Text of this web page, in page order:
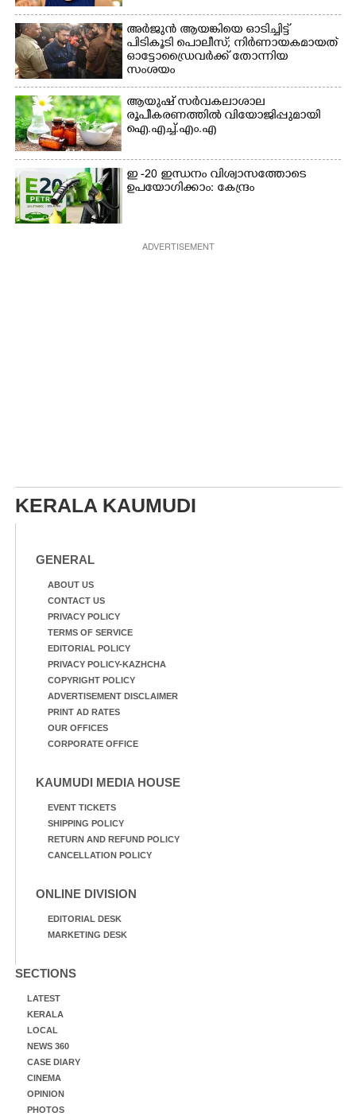
അർജുൻ ആയങ്കിയെ ഓടിച്ചിട്ട്
പിടികൂടി പൊലീസ്; നിർണായകമായത്
ഓട്ടോഡ്രൈവർക്ക് തോന്നിയ
സംശയം
ആയുഷ് സർവകലാശാല
രൂപീകരണത്തിൽ വിയോജിപ്പുമായി
ഐ.എച്ച്.എം.എ
ഇ -20 ഇന്ധനം വിശ്വാസത്തോടെ
ഉപയോഗിക്കാം: കേന്ദ്രം
ADVERTISEMENT
KERALA KAUMUDI
GENERAL
ABOUT US
CONTACT US
PRIVACY POLICY
TERMS OF SERVICE
EDITORIAL POLICY
PRIVACY POLICY-KAZHCHA
COPYRIGHT POLICY
ADVERTISEMENT DISCLAIMER
PRINT AD RATES
OUR OFFICES
CORPORATE OFFICE
KAUMUDI MEDIA HOUSE
EVENT TICKETS
SHIPPING POLICY
RETURN AND REFUND POLICY
CANCELLATION POLICY
ONLINE DIVISION
EDITORIAL DESK
MARKETING DESK
SECTIONS
LATEST
KERALA
LOCAL
NEWS 360
CASE DIARY
CINEMA
OPINION
PHOTOS